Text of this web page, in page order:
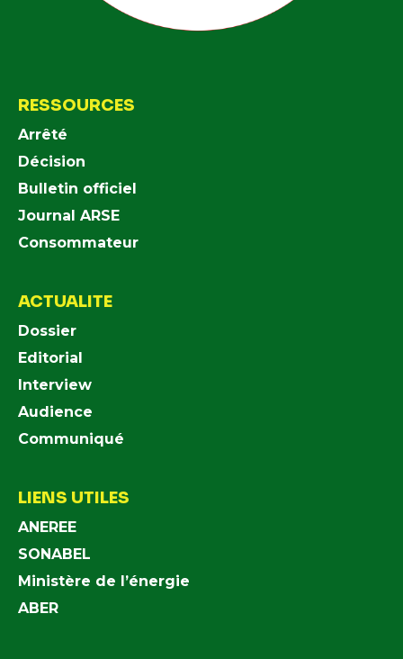
RESSOURCES
Arrêté
Décision
Bulletin officiel
Journal ARSE
Consommateur
ACTUALITE
Dossier
Editorial
Interview
Audience
Communiqué
LIENS UTILES
ANEREE
SONABEL
Ministère de l’énergie
ABER